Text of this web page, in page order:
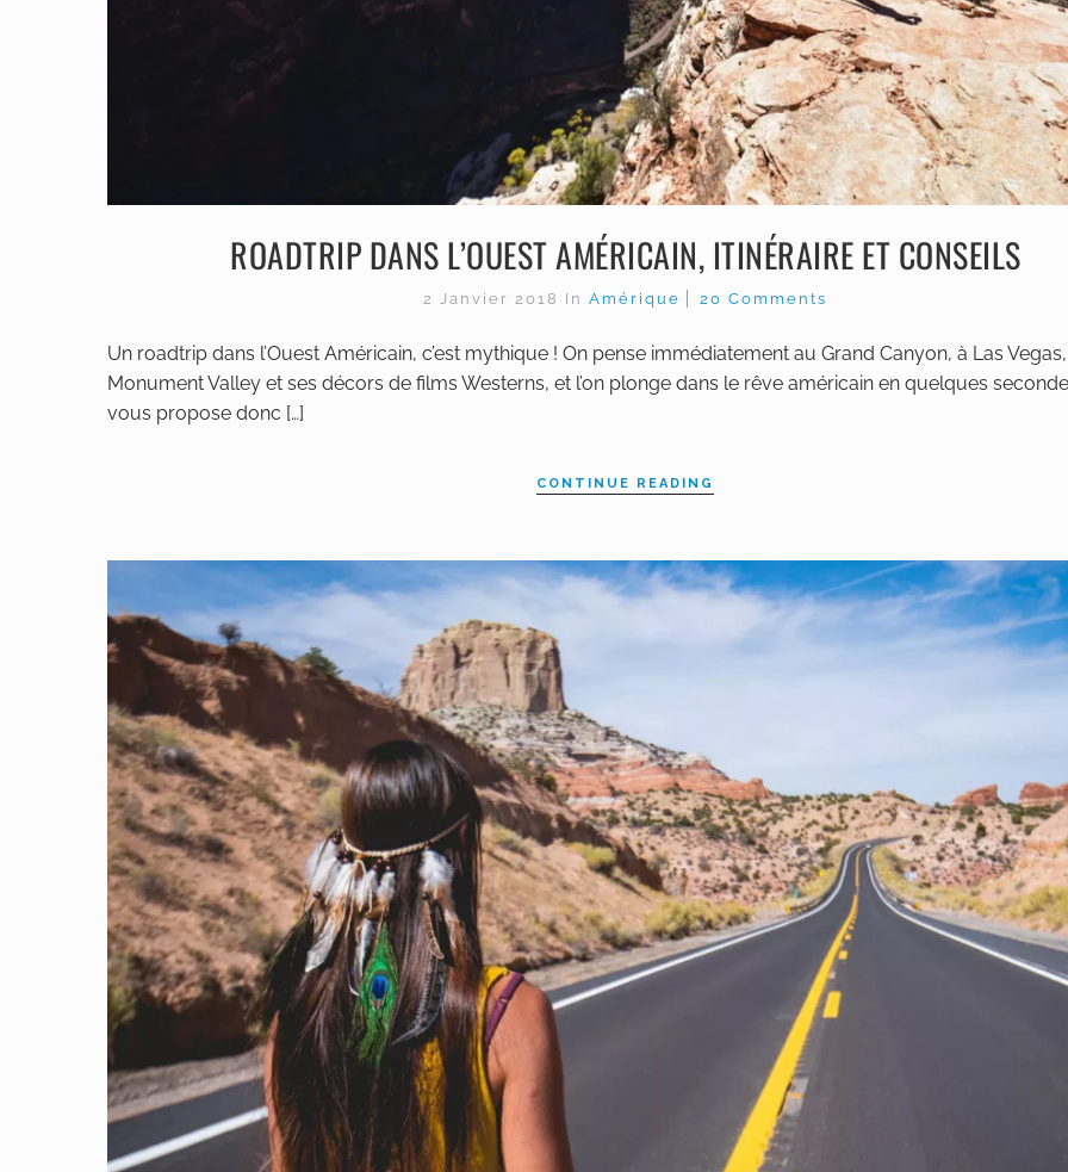
ROADTRIP DANS L’OUEST AMÉRICAIN, ITINÉRAIRE ET CONSEILS
2 Janvier 2018 InAmérique 20 Comments
Un roadtrip dans l’Ouest Américain, c’est mythique ! On pense immédiatement au Grand Canyon, à Las
Monument Valley et ses décors de films Westerns, et l’on plonge dans le rêve américain en quelques
vous propose donc […]
CONTINUE READING